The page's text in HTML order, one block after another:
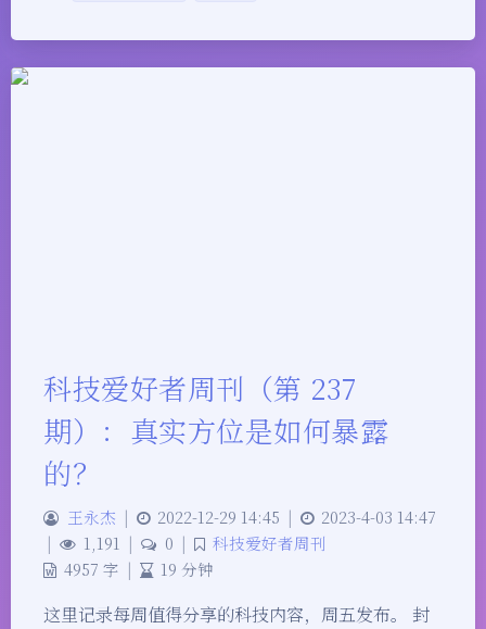
科技爱好者周刊（第 237
期）：真实方位是如何暴露
的？
王永杰 | 2022-12-29 14:45 |
2023-4-03 14:47
|
1,191 | 0 |
科技爱好者周刊
4957 字 | 19 分钟
这里记录每周值得分享的科技内容，周五发布。 封